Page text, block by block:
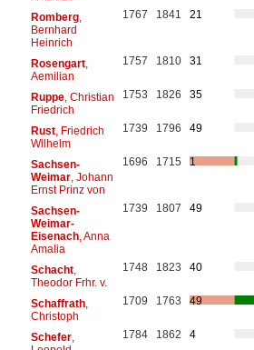
Romberg,
Bernhard
Heinrich
1767 1841 21
Rosengart,
Aemilian
1757 1810 31
Ruppe, Christian
Friedrich
1753 1826 35
Rust, Friedrich
Wilhelm
1739 1796 49
Sachsen-
Weimar, Johann
Ernst Prinz von
1696 1715 1
Sachsen-
Weimar-
Eisenach, Anna
Amalia
1739 1807 49
Schacht,
Theodor Frhr. v.
1748 1823 40
Schaffrath,
Christoph
1709 1763 49
Schefer,
1784 1862 4